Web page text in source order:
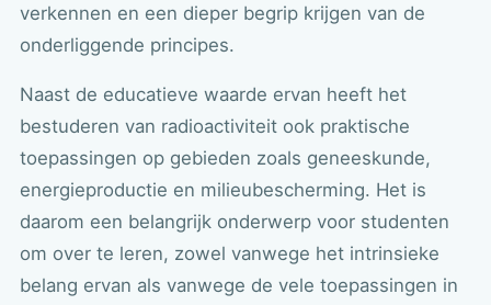
verkennen en een dieper begrip krijgen van de
onderliggende principes.
Naast de educatieve waarde ervan heeft het
bestuderen van radioactiviteit ook praktische
toepassingen op gebieden zoals geneeskunde,
energieproductie en milieubescherming. Het is
daarom een belangrijk onderwerp voor studenten
om over te leren, zowel vanwege het intrinsieke
belang ervan als vanwege de vele toepassingen in